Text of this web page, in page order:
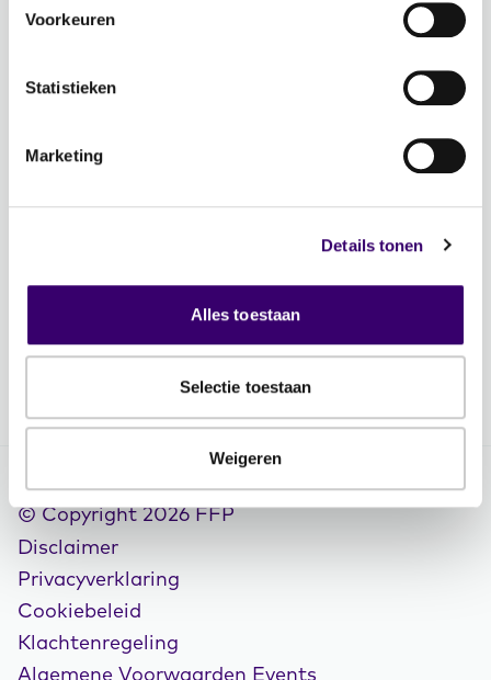
Voorkeuren
Statistieken
Marketing
Details tonen
Alles toestaan
Selectie toestaan
Weigeren
Veelgestelde vragen
Contactgegevens
Volg FFP
© Copyright 2026 FFP
Disclaimer
Privacyverklaring
Cookiebeleid
Klachtenregeling
Algemene Voorwaarden Events